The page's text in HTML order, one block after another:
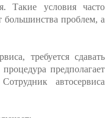
Такие условия часто
большинства проблем, а
требуется сдавать
предполагает
автосервиса